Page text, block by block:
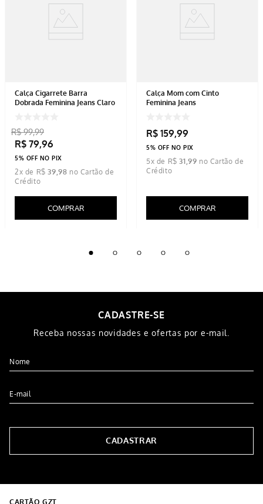
Calça Cigarrete Barra
Dobrada Feminina Jeans Claro
R$ 99,99
R$ 79,96
5% OFF NO PIX
2x de R$ 39,98
COMPRAR
Calça Mom com Cinto
Feminina Jeans
R$ 159,99
5% OFF NO PIX
5x de R$ 31,99
COMPRAR
CADASTRE-SE
Receba nossas novidades e ofertas por e-mail.
CADASTRAR
CARTÃO GZT